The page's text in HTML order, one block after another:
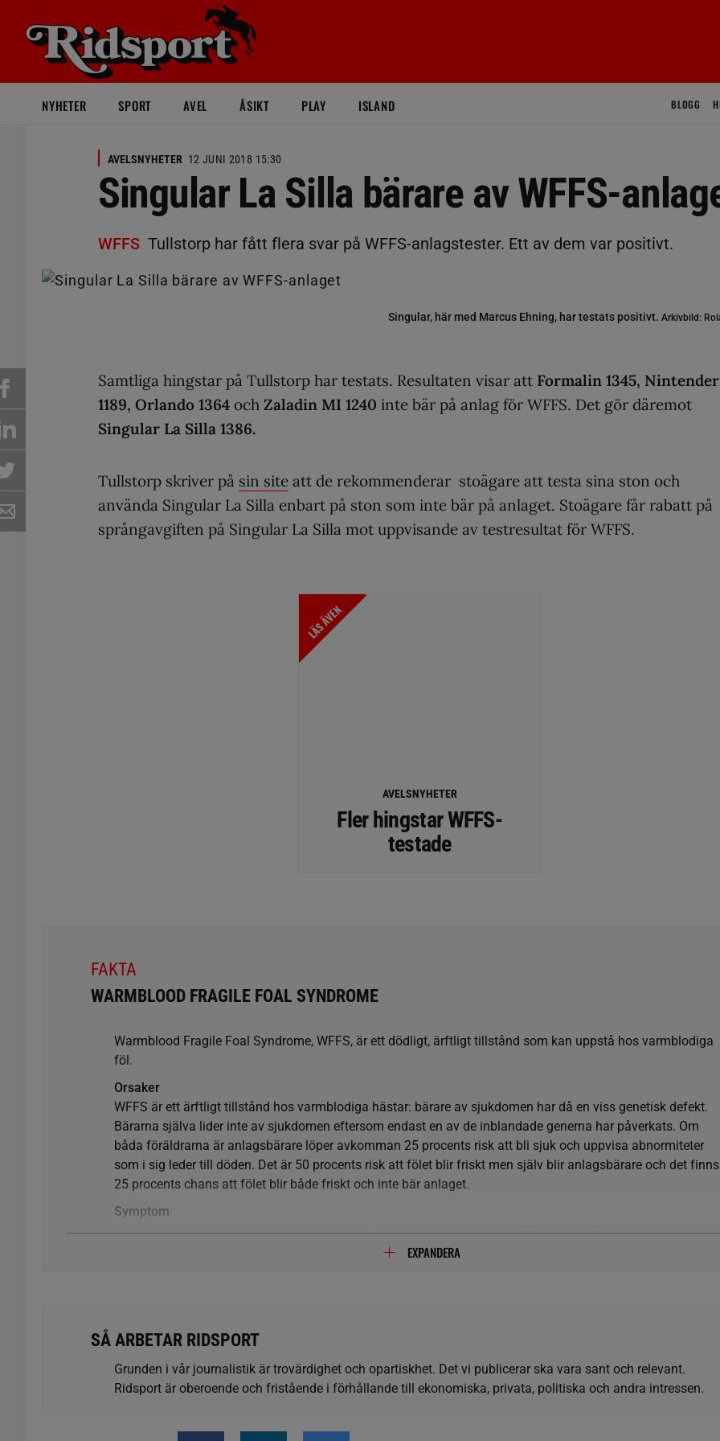
NYHETER SPORT AVEL ÅSIKT PLAY ISLAND BLOGG
AVELSNYHETER 12 JUNI 2018 15:30
Singular La Silla bärare av WFFS-
WFFS Tullstorp har fått flera svar på WFFS-anlagstester. Ett av dem var positivt.
Singular, här med Marcus Ehning, har testats positivt.Arkivbild:
Samtliga hingstar på Tullstorp har testats. Resultaten visar att Formalin 1345, Nintender
1189, Orlando 1364 och Zaladin MI 1240 inte bär på anlag för WFFS. Det gör däremot
Singular La Silla 1386.
Tullstorp skriver på sin site att de rekommenderar stoägare att testa sina ston och
använda Singular La Silla enbart på ston som inte bär på anlaget. Stoägare får rabatt på
språngavgiften på Singular La Silla mot uppvisande av testresultat för WFFS.
LÄS ÄVEN
AVELSNYHETER
Fler hingstar WFFS-
testade
FAKTA
WARMBLOOD FRAGILE FOAL SYNDROME
Warmblood Fragile Foal Syndrome, WFFS, är ett dödligt, ärftligt tillstånd som kan uppstå hos varmblodiga
föl.
Orsaker
WFFS är ett ärftligt tillstånd hos varmblodiga hästar: bärare av sjukdomen har då en viss genetisk defekt.
Bärarna själva lider inte av sjukdomen eftersom endast en av de inblandade generna har påverkats. Om
båda föräldrarna är anlagsbärare löper avkomman 25 procents risk att bli sjuk och uppvisa abnormiteter
som i sig leder till döden. Det är 50 procents risk att fölet blir friskt men själv blir anlagsbärare och det finns
25 procents chans att fölet blir både friskt och inte bär anlaget.
Symptom
Drabbade föl utvecklar problem före, runt eller kort efter födseln. Dessa föl kan vara dödfödda, för tidigt
Utsikter
WFFS kan inte behandlas. Om fölet föds levande kommer det att utveckla svåra infektioner, och lida av
ökad smärta och obehag. Fölet dör ofta från dessa infektioner, eller avlivas inom 3-8 dagar från födseln av
EXPANDERA
SÅ ARBETAR RIDSPORT
Grunden i vår journalistik är trovärdighet och opartiskhet. Det vi publicerar ska vara sant och relevant.
Ridsport är oberoende och fristående i förhållande till ekonomiska, privata, politiska och andra intressen.